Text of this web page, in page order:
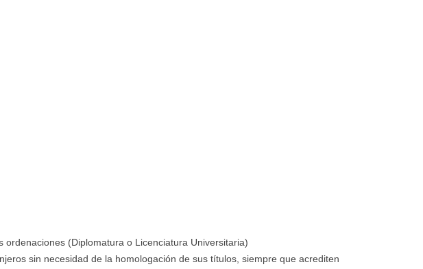
(Diplomatura o Licenciatura Universitaria)
sin necesidad de la homologación de sus títulos, siempre que acrediten